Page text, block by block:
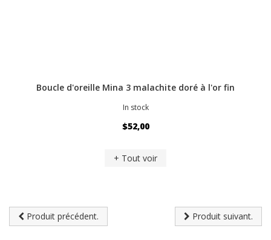
Boucle d'oreille Mina 3 malachite doré à l'or fin
In stock
$52,00
+ Tout voir
Produit précédent. Produit suivant.